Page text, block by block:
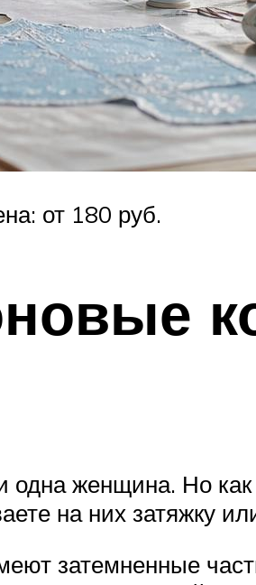
от 180 руб.
одна женщина. Но
на них затяжку
затемненные